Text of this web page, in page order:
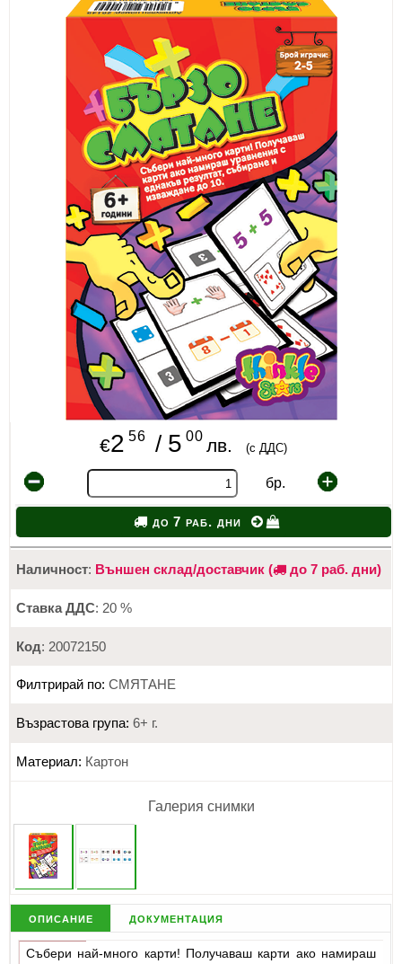
ИЗКУСТВА
СПОРТ
МЕБЕЛИ И ОБОРУДВАНЕ
КАНЦЕЛАРСКИ МАТЕРИАЛИ
КНИГИ И УЧЕБНИЦИ
БДП
НОВИ
ПРОМОЦИИ
S.T.E.M.
ИНСТРУМЕНТИ
€2 56 / 5 00 лв. (с ДДС)
бр.
до 7 раб. дни
Наличност: Външен склад/доставчик ( до 7 раб. дни)
Ставка ДДС: 20 %
Код: 20072150
Филтрирай по: СМЯТАНЕ
Възрастова група: 6+ г.
Материал: Картон
Галерия снимки
описание документация
Събери най-много карти! Получаваш карти ако намираш